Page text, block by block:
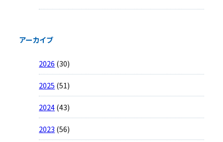
アーカイブ
2026 (30)
2025 (51)
2024(43)
2023 (56)